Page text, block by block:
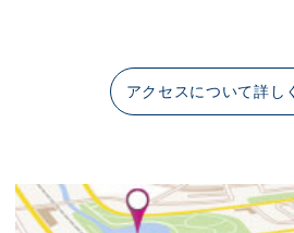
アクセスについて詳し